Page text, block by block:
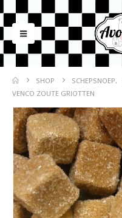
SHOP SCHEPSNOEP,
VENCO ZOUTE GRIOTTEN